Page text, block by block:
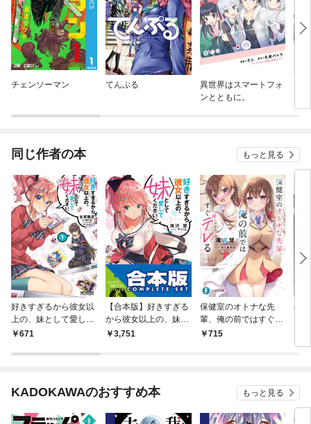
チェンソーマン てんぷる
異世界はスマートフォ
ンとともに。
た
と
同じ作者の本 もっと見る
好きすぎるから彼女以
上の、妹として愛して
ください。１
671
【合本版】好きすぎる
から彼女以上の、妹と
して愛してください。
3,751
保健室のオトナな先
輩、俺の前ではすぐデ
レる715
義
KADOKAWAのおすすめ本 もっと見る